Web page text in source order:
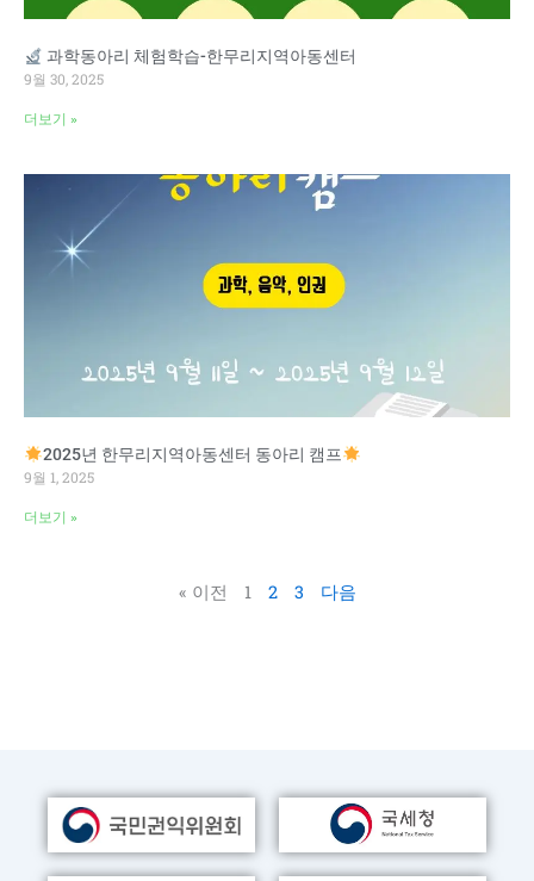
과학동아리 체험학습-한무리지역아동센터
9월 30, 2025
더보기 »
2025년 한무리지역아동센터 동아리 캠프
9월 1, 2025
더보기 »
« 이전 1 2 3 다음